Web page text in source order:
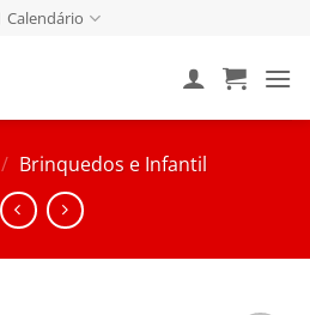
Calendário
/ Brinquedos e Infantil